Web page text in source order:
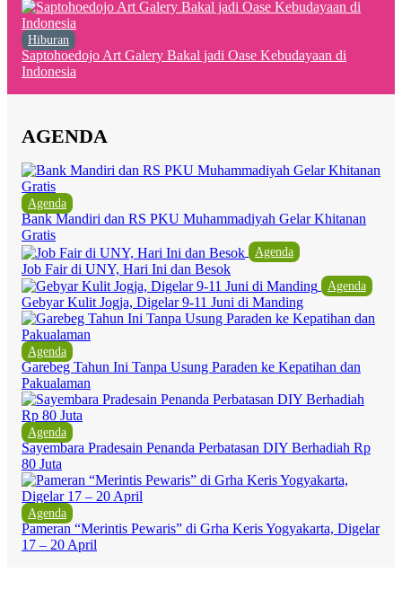
Hiburan
Saptohoedojo Art Galery Bakal jadi Oase Kebudayaan di
Indonesia
AGENDA
Agenda
Bank Mandiri dan RS PKU Muhammadiyah Gelar Khitanan
Gratis
Agenda
Job Fair di UNY, Hari Ini dan Besok
Agenda
Gebyar Kulit Jogja, Digelar 9-11 Juni di Manding
Agenda
Garebeg Tahun Ini Tanpa Usung Paraden ke Kepatihan dan
Pakualaman
Agenda
Sayembara Pradesain Penanda Perbatasan DIY Berhadiah Rp
80 Juta
Agenda
Pameran “Merintis Pewaris” di Grha Keris Yogyakarta, Digelar
17 – 20 April